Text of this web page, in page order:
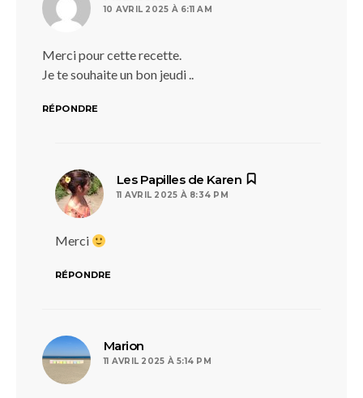
10 AVRIL 2025 À 6:11 AM
Merci pour cette recette.
Je te souhaite un bon jeudi ..
RÉPONDRE
Les Papilles de Karen
11 AVRIL 2025 À 8:34 PM
Merci
RÉPONDRE
Marion
11 AVRIL 2025 À 5:14 PM